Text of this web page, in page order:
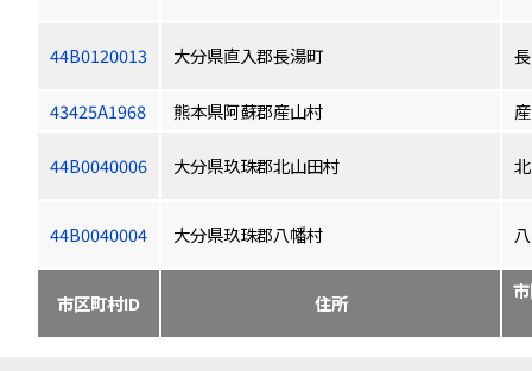
44B0120013 大分県直入郡長湯町
43425A1968 熊本県阿蘇郡産山村
44B0040006 大分県玖珠郡北山田村
44B0040004 大分県玖珠郡八幡村
市区町村ID 住所